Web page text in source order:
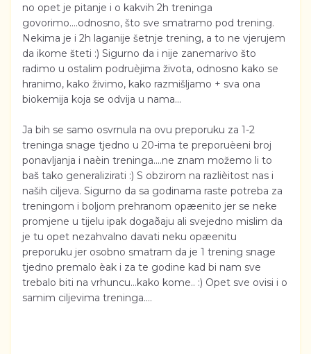
no opet je pitanje i o kakvih 2h treninga
govorimo....odnosno, što sve smatramo pod trening.
Nekima je i 2h laganije šetnje trening, a to ne vjerujem
da ikome šteti :) Sigurno da i nije zanemarivo što
radimo u ostalim podruèjima života, odnosno kako se
hranimo, kako živimo, kako razmišljamo + sva ona
biokemija koja se odvija u nama...
Ja bih se samo osvrnula na ovu preporuku za 1-2
treninga snage tjedno u 20-ima te preporuèeni broj
ponavljanja i naèin treninga....ne znam možemo li to
baš tako generalizirati :) S obzirom na razlièitost nas i
naših ciljeva. Sigurno da sa godinama raste potreba za
treningom i boljom prehranom opæenito jer se neke
promjene u tijelu ipak dogaðaju ali svejedno mislim da
je tu opet nezahvalno davati neku opæenitu
preporuku jer osobno smatram da je 1 trening snage
tjedno premalo èak i za te godine kad bi nam sve
trebalo biti na vrhuncu...kako kome.. :) Opet sve ovisi i o
samim ciljevima treninga....